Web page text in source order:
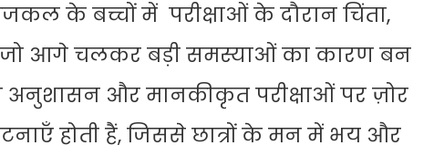
के बच्चों में परीक्षाओं के दौरान चिंता,
जो आगे चलकर बड़ी समस्याओं का कारण बन
और मानकीकृत परीक्षाओं पर ज़ोर
होती हैं, जिससे छात्रों के मन में भय और